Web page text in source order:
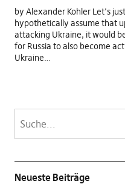
by Alexander Kohler Let’s just
hypothetically assume that
attacking Ukraine, it would
for Russia to also become
Ukraine…
Neueste Beiträge